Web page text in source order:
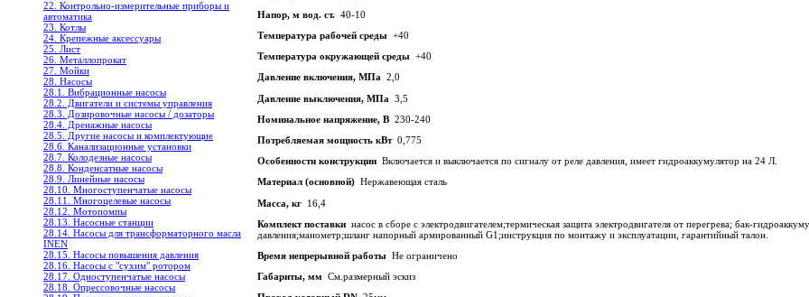
22. Контрольно-измерительные приборы и
автоматика
23. Котлы
24. Крепежные аксессуары
25. Лист
26. Металлопрокат
27. Мойки
28. Насосы
28.1. Вибрационные насосы
28.2. Двигатели и системы управления
28.3. Дозировочные насосы / дозаторы
28.4. Дренажные насосы
28.5. Другие насосы и комплектующие
28.6. Канализационные установки
28.7. Колодезные насосы
28.8. Конденсатные насосы
28.9. Линейные насосы
28.10. Многоступенчатые насосы
28.11. Многоцелевые насосы
28.12. Мотопомпы
28.13. Насосные станции
28.14. Насосы для трансформаторного масла
INEN
28.15. Насосы повышения давления
28.16. Насосы с "сухим" ротором
28.17. Одноступенчатые насосы
28.18. Опрессовочные насосы
Напор, м вод. ст. 40-10
Температура рабочей среды +40
Температура окружающей среды +40
Давление включения, МПа 2,0
Давление выключения, МПа 3,5
Номинальное напряжение, В 230-240
Потребляемая мощность кВт0,775
Особенности конструкции Включается и выключается по сигналу от реле давления, имеет гидроаккумулятор на 24 Л.
Материал (основной) Нержавеющая сталь
Масса, кг 16,4
Комплект поставки насос в сборе с электродвигателем;термическая защита электродвигателя от перегрева; бак-
давления;манометр;шланг напорный армированный G1;инструкция по монтажу и эксплуатации, гарантийный талон.
Время непрерывной работы Не ограничено
Габариты, мм Cм.размерный эскиз